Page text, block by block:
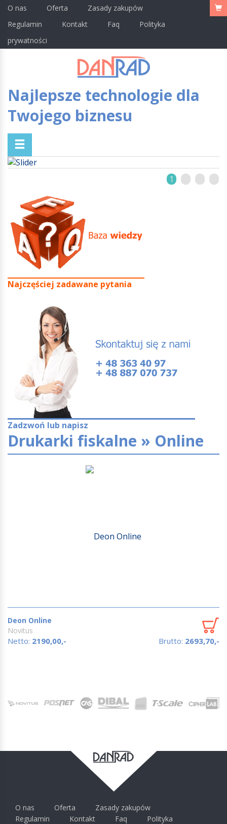
O nas Oferta
Zasady zakupów
Regulamin
Kontakt Faq
Polityka
prywatności
Najlepsze technologie dla
Twojego biznesu
1
Najczęściej zadawane pytania
Zadzwoń lub napisz
Drukarki fiskalne » Online
Deon Online
Novitus
Netto: 2190,00,- Brutto: 2693,70,-
O nas Oferta
Zasady zakupów
Regulamin
Kontakt Faq
Polityka